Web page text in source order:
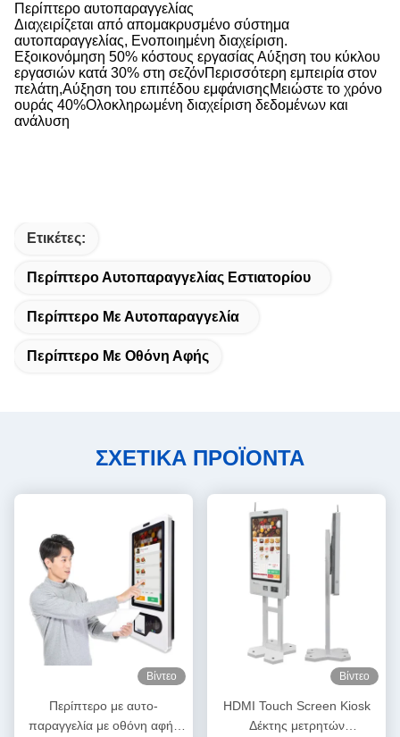
Περίπτερο αυτοπαραγγελίας
Διαχειρίζεται από απομακρυσμένο σύστημα
αυτοπαραγγελίας, Ενοποιημένη διαχείριση.
Εξοικονόμηση 50% κόστους εργασίας Αύξηση του κύκλου
εργασιών κατά 30% στη σεζόνΠερισσότερη εμπειρία στον
πελάτη,Αύξηση του επιπέδου εμφάνισηςΜειώστε το χρόνο
ουράς 40%Ολοκληρωμένη διαχείριση δεδομένων και
ανάλυση
Ετικέτες:
Περίπτερο Αυτοπαραγγελίας Εστιατορίου
Περίπτερο Με Αυτοπαραγγελία
Περίπτερο Με Οθόνη Αφής
ΣΧΕΤΙΚΑ ΠΡΟΪΟΝΤΑ
Βίντεο
Περίπτερο με αυτο-
παραγγελία με οθόνη αφής
Βίντεο
HDMI Touch Screen Kiosk
Δέκτης μετρητών